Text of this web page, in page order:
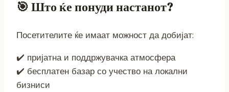
🎯 Што ќе понуди настанот?
Посетителите ќе имаат можност да добијат:
✔️ пријатна и поддржувачка атмосфера
✔️ бесплатен базар со учество на локални
бизниси